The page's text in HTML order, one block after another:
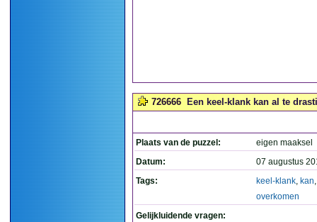
726666 Een keel-klank kan al te
Plaats van de puzzel:
eigen maaksel
Datum:
07 augustus
Tags:
keel-klank, kan
overkomen
Gelijkluidende vragen: